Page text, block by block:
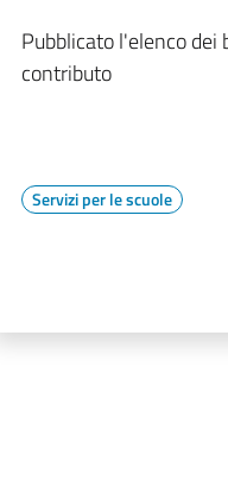
Pubblicato l'elenco dei
contributo
Servizi per le scuole